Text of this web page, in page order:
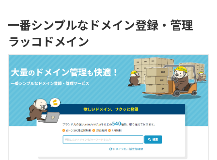
一番シンプルなドメイン登録・管理
ラッコドメイン